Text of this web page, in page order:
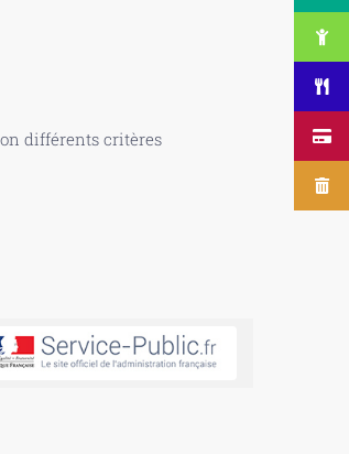
différents critères